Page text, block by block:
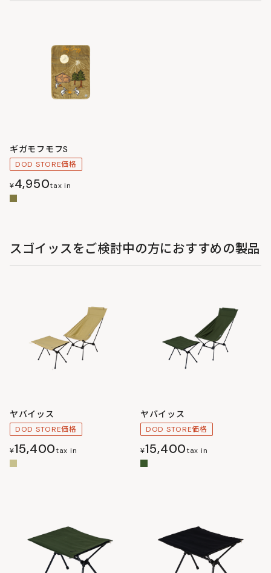
ギガモフモフS
DOD STORE価格
¥4,950tax in
スゴイッスをご検討中の方におすすめの製品
ヤバイッス
DOD STORE価格
¥15,400tax in
ヤバイッス
DOD STORE価格
¥15,400tax in